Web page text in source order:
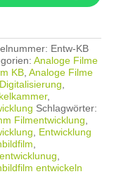
Entw-KB
Analoge Filme
KB ,Analoge Filme
Digitalisierung
,
Schlagwörter:
Filmentwicklung
Entwicklung
entwickeln